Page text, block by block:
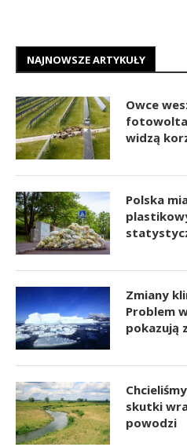
NAJNOWSZE ARTYKUŁY
Owce
widzą
Polska
Zmiany
Problem
pokazują
skutki
powodzi